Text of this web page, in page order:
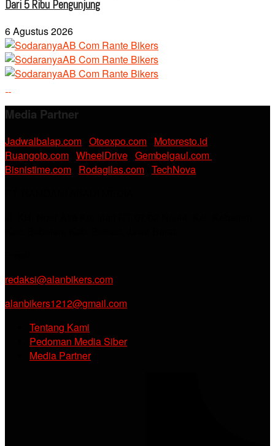
Dari 5 Ribu Pengunjung
6 Agustus 2026
Media Partner
Jadwalbalap.com Otoexpo.com Motoresto.id
Ruangoto.com WheelDrive Gembelgaul.com
Bisnistime.com Rodagilas.com TechNova
redaksi@alanbikers.com
alanbikers1212@gmail.com
Tentang Kami
Pedoman Media Siber
Media Partner